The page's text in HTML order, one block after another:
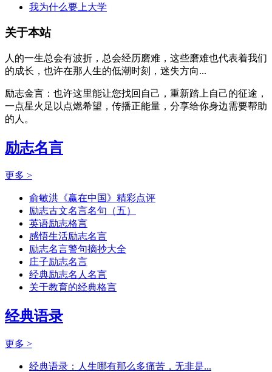
我为什么要上大学
关于本站
人的一生总会有波折，总会经历磨难，这些磨难也代表着我们
的成长，也许在那人生的低潮时刻，迷失方向...
励志金言：也许这里能让您找回自己，重新踏上自己的征途，
一点星火足以点燃希望，传播正能量，分享给你身边需要帮助
的人。
励志名言
更多 >
俞敏洪《赢在中国》精彩点评
励志古文名言名句（五）
英语励志格言
感悟生活励志名言
励志名言警句摘抄大全
庄子励志名言
经典励志名人名言
关于教育的经典格言
经典语录
更多 >
经典语录：人生哪有那么多痛苦，无非是...